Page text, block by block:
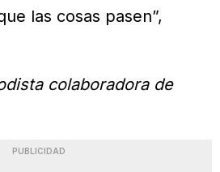
las cosas pasen”,
colaboradora de
PUBLICIDAD